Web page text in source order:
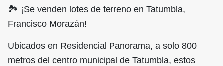
🏞️ ¡Se venden lotes de terreno en Tatumbla,
Francisco Morazán!
Ubicados en Residencial Panorama, a solo 800
metros del centro municipal de Tatumbla, estos